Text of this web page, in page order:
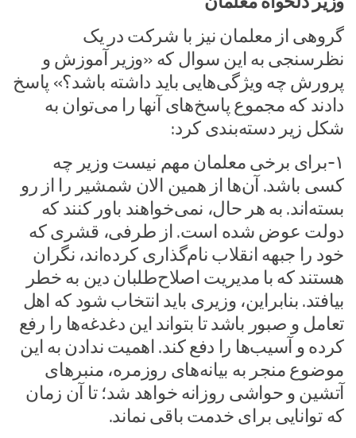
گروهی از معلمان نیز با شرکت در یک
نظرسنجی به این سوال که «وزیر آموزش و
پرورش چه ویژگی‌هایی باید داشته باشد؟» پاسخ
دادند که مجموع پاسخ‌های آنها را می‌توان به
شکل زیر دسته‌بندی کرد:
۱-برای برخی معلمان مهم نیست وزیر چه
کسی باشد. آن‌ها از همین الان شمشیر را از رو
بسته‌اند. به هر حال، نمی‌خواهند باور کنند که
دولت عوض شده است. از طرفی، قشری که
خود را جبهه انقلاب نام‌گذاری کرده‌اند، نگران
هستند که با مدیریت اصلاح‌طلبان دین به خطر
بیافتد. بنابراین، وزیری باید انتخاب شود که اهل
تعامل و صبور باشد تا بتواند این دغدغه‌ها را رفع
کرده و آسیب‌ها را دفع کند. اهمیت ندادن به این
موضوع منجر به بیانه‌های روزمره، منبرهای
آتشین و حواشی روزانه خواهد شد؛ تا آن زمان
که توانایی برای خدمت باقی نماند.